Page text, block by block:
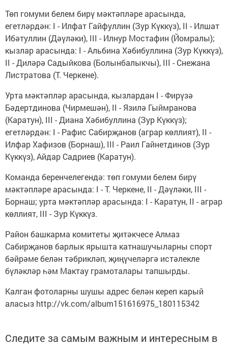
Төп гомуми белем бирү мәктәпләре арасында,
егетләрдән: I - Илфат Гайфуллин (Зур Күккүз), II - Илшат
Ибәтуллин (Дәүләки), III - Илнур Мостафин (Йомралы);
кызлар арасында: I - Альбина Хәбибуллина (Зур Күккүз),
II - Диләрә Садыйкова (Болынбалыкчы), III - Снежана
Листратова (Т. Черкене).
Урта мәктәпләр арасында, кызлардан I - Фирүзә
Бәдертдинова (Чирмешән), II - Язилә Гыймранова
(Каратун), III - Диана Хәбибуллина (Зур Күккүз);
егетләрдән: I - Рафис Сабирҗанов (аграр көллият), II -
Илфар Хафизов (Борнаш), III - Раил Гайнетдинов (Зур
Күккүз), Айдар Садриев (Каратун).
Команда беренчелегендә: төп гомуми белем бирү
мәктәпләре арасында: I - Т. Черкене, II - Дәүләки, III -
Борнаш; урта мәктәпләр арасында: I - Каратун, II - аграр
көллият, III - Зур Күккүз.
Район башкарма комитеты җитәкчесе Алмаз
Сабирҗанов барлык ярышта катнашучыларны спорт
бәйрәме белән тәбрикләп, җиңүчеләргә истәлекле
бүләкләр һәм Мактау грамоталары тапшырды.
Калган фотоларны шушы адрес белән кереп карый
аласыз http://vk.com/album151616975_180115342
Следите за самым важным и интересным в